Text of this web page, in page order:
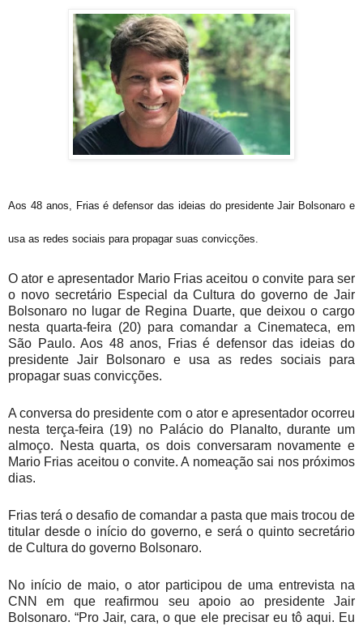
Aos 48 anos, Frias é defensor das ideias do presidente Jair Bolsonaro e
usa as redes sociais para propagar suas convicções.
O ator e apresentador Mario Frias aceitou o convite para ser
o novo secretário Especial da Cultura do governo de Jair
Bolsonaro no lugar de Regina Duarte, que deixou o cargo
nesta quarta-feira (20) para comandar a Cinemateca, em
São Paulo. Aos 48 anos, Frias é defensor das ideias do
presidente Jair Bolsonaro e usa as redes sociais para
propagar suas convicções.
A conversa do presidente com o ator e apresentador ocorreu
nesta terça-feira (19) no Palácio do Planalto, durante um
almoço. Nesta quarta, os dois conversaram novamente e
Mario Frias aceitou o convite. A nomeação sai nos próximos
dias.
Frias terá o desafio de comandar a pasta que mais trocou de
titular desde o início do governo, e será o quinto secretário
de Cultura do governo Bolsonaro.
No início de maio, o ator participou de uma entrevista na
CNN em que reafirmou seu apoio ao presidente Jair
Bolsonaro. “Pro Jair, cara, o que ele precisar eu tô aqui. Eu